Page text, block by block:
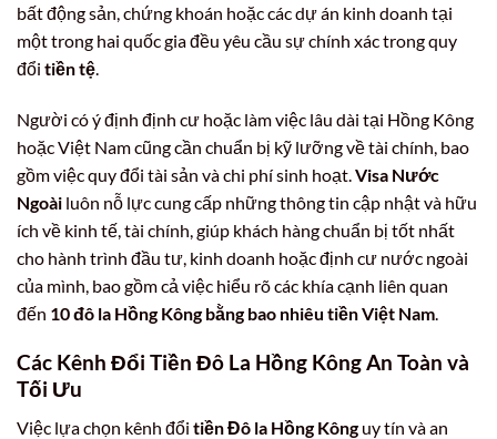
bất động sản, chứng khoán hoặc các dự án kinh doanh tại
một trong hai quốc gia đều yêu cầu sự chính xác trong quy
đổi tiền tệ
Người có ý định định cư hoặc làm việc lâu dài tại Hồng Kông
hoặc Việt Nam cũng cần chuẩn bị kỹ lưỡng về tài chính, bao
gồm việc quy đổi tài sản và chi phí sinh hoạt. Visa Nước
Ngoài luôn nỗ lực cung cấp những thông tin cập nhật và hữu
ích về kinh tế, tài chính, giúp khách hàng chuẩn bị tốt nhất
cho hành trình đầu tư, kinh doanh hoặc định cư nước ngoài
của mình, bao gồm cả việc hiểu rõ các khía cạnh liên quan
đến 10 đô la Hồng Kông bằng bao nhiêu tiền Việt Nam
Các Kênh Đổi Tiền Đô La Hồng Kông An Toàn và
Tối Ưu
Việc lựa chọn kênh đổi tiền Đô la Hồng Kônguy tín và an